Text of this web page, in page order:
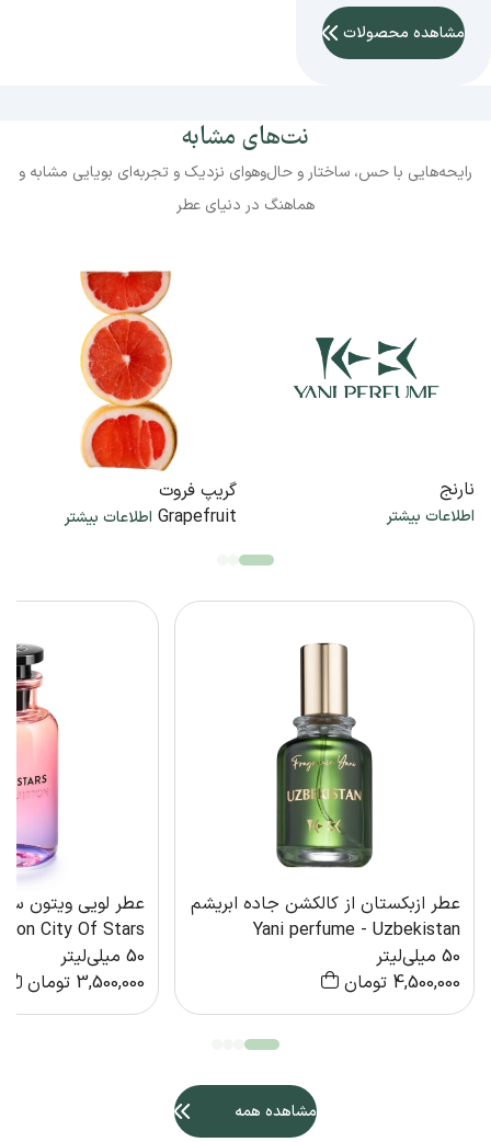
مشاهده محصولات
نت‌های مشابه
رایحه‌هایی با حس، ساختار و حال‌وهوای نزدیک و تجربه‌ای بویایی مشابه و
هماهنگ در دنیای عطر
نارنج
اطلاعات بیشتر
گریپ فروت
Grapefruit اطلاعات بیشتر
عطر ازبکستان از کالکشن جاده ابریشم
Yani perfume - Uzbekistan
50 میلی‌لیتر
4,500,000 تومان
عطر لویی ویتون
City Of Stars
50 میلی‌لیتر
3,500,000 تومان
مشاهده همه